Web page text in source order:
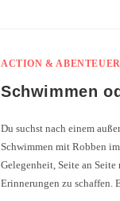
ACTION & ABENTEUER
Schwimmen
Du suchst nach einem
Schwimmen mit Robben
Gelegenheit, Seite an
Erinnerungen zu schaffen.